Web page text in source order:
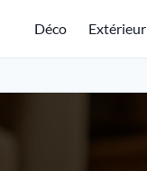
Déco Extérieur